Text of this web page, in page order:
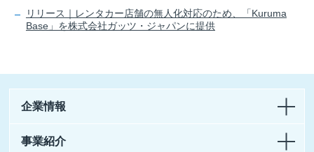
リリース｜レンタカー店舗の無人化対応のため、「Kuruma
Base」を株式会社ガッツ・ジャパンに提供
企業情報
事業紹介